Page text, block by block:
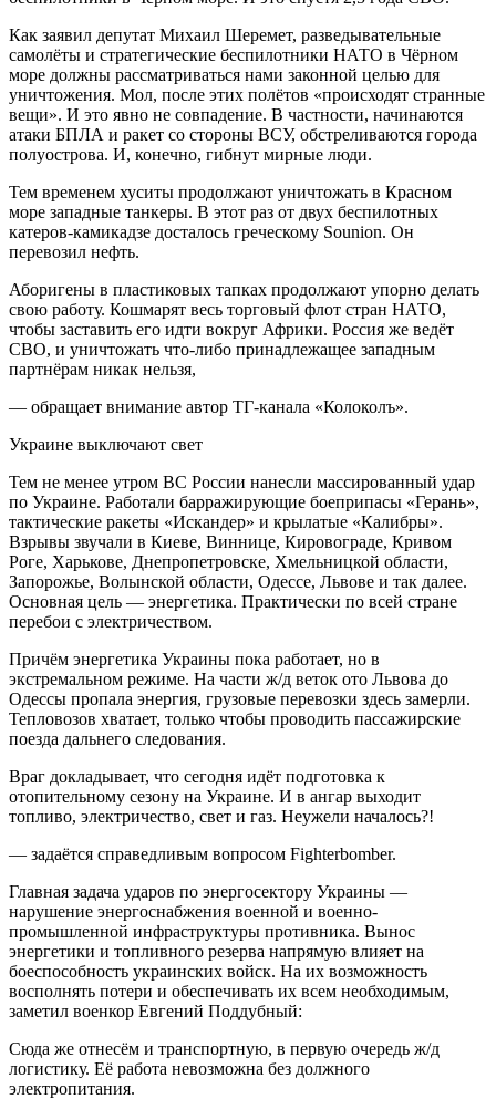
Как заявил депутат Михаил Шеремет, разведывательные
самолёты и стратегические беспилотники НАТО в Чёрном
море должны рассматриваться нами законной целью для
уничтожения. Мол, после этих полётов «происходят странные
вещи». И это явно не совпадение. В частности, начинаются
атаки БПЛА и ракет со стороны ВСУ, обстреливаются города
полуострова. И, конечно, гибнут мирные люди.
Тем временем хуситы продолжают уничтожать в Красном
море западные танкеры. В этот раз от двух беспилотных
катеров-камикадзе досталось греческому Sounion. Он
перевозил нефть.
Аборигены в пластиковых тапках продолжают упорно делать
свою работу. Кошмарят весь торговый флот стран НАТО,
чтобы заставить его идти вокруг Африки. Россия же ведёт
СВО, и уничтожать что-либо принадлежащее западным
партнёрам никак нельзя,
— обращает внимание автор ТГ-канала «Колоколъ».
Украине выключают свет
Тем не менее утром ВС России нанесли массированный удар
по Украине. Работали барражирующие боеприпасы «Герань»,
тактические ракеты «Искандер» и крылатые «Калибры».
Взрывы звучали в Киеве, Виннице, Кировограде, Кривом
Роге, Харькове, Днепропетровске, Хмельницкой области,
Запорожье, Волынской области, Одессе, Львове и так далее.
Основная цель — энергетика. Практически по всей стране
перебои с электричеством.
Причём энергетика Украины пока работает, но в
экстремальном режиме. На части ж/д веток ото Львова до
Одессы пропала энергия, грузовые перевозки здесь замерли.
Тепловозов хватает, только чтобы проводить пассажирские
поезда дальнего следования.
Враг докладывает, что сегодня идёт подготовка к
отопительному сезону на Украине. И в ангар выходит
топливо, электричество, свет и газ. Неужели началось?!
— задаётся справедливым вопросом Fighterbomber.
Главная задача ударов по энергосектору Украины —
нарушение энергоснабжения военной и военно-
промышленной инфраструктуры противника. Вынос
энергетики и топливного резерва напрямую влияет на
боеспособность украинских войск. На их возможность
восполнять потери и обеспечивать их всем необходимым,
заметил военкор Евгений Поддубный:
Сюда же отнесём и транспортную, в первую очередь ж/д
логистику. Её работа невозможна без должного
электропитания.